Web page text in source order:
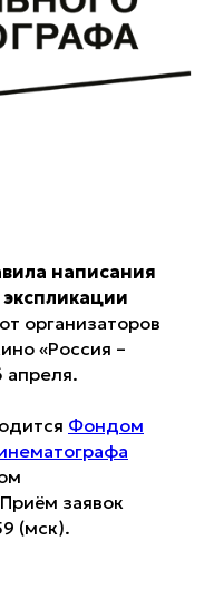
написания
от организаторов
«Россия –
апреля.
Фондом
заявок
(мск).